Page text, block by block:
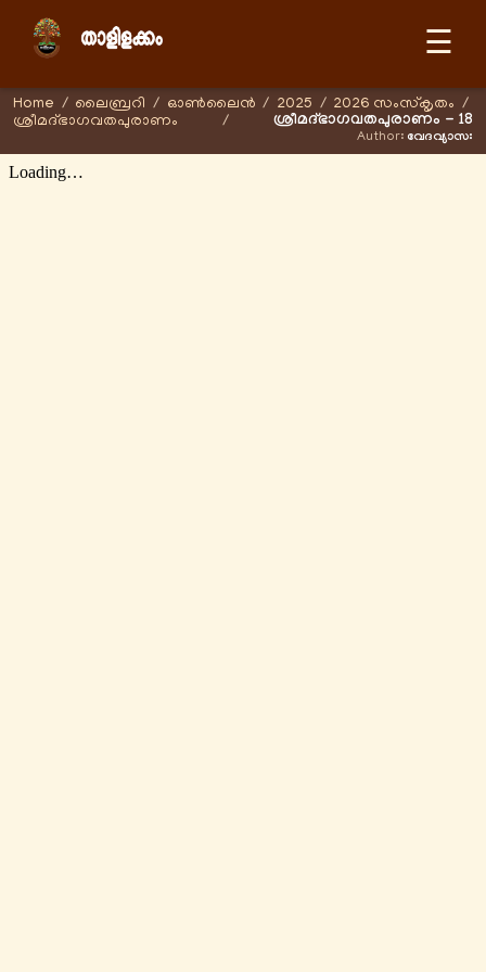
☰
Home / ലൈബ്രറി / ഓണ്‍ലൈന്‍ / 2025 / 2026 സംസ്കൃതം /
ശ്രീമദ്ഭാഗവതപുരാണം
/ ശ്രീമദ്ഭാഗവതപുരാണം - 18
Author: വേദവ്യാസഃ